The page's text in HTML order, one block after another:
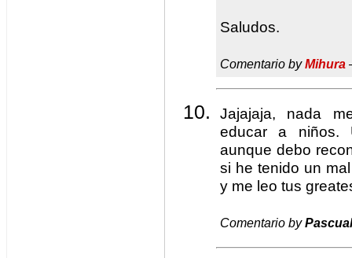
Saludos.
Comentario byMihura
Jajajaja, nada
educar a niños.
aunque debo
si he tenido un
y me leo tus
Comentario byPascual